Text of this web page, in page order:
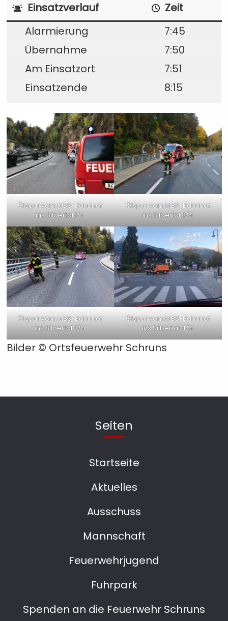
Einsatzverlauf
Zeit
Alarmierung
7:45
Übernahme
7:50
Am Einsatzort
7:51
Einsatzende
8:15
Ölspur vom MBS-Bahnhof
ins Silbertal 1/4
Ölspur vom MBS-Bahnhof
ins Silbertal 2/4
Ölspur vom MBS-Bahnhof
ins Silbertal 3/4
Ölspur vom MBS-Bahnhof
ins Silbertal 4/4
Bilder © Ortsfeuerwehr Schruns
Seiten
Startseite
Aktuelles
Ausschuss
Mannschaft
Feuerwehrjugend
Fuhrpark
Spenden an die Feuerwehr Schruns